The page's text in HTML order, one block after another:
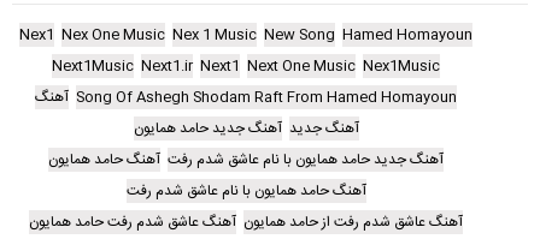
Hamed Homayoun
New Song
Nex 1 Music
Nex One Music
Nex1
Nex1Music
Next One Music
Next1
Next1.ir
Next1Music
Song Of Ashegh Shodam Raft From Hamed Homayoun آهنگ
آهنگ جدید آهنگ جدید حامد همایون
آهنگ جدید حامد همایون با نام عاشق شدم رفت آهنگ حامد همایون
آهنگ حامد همایون با نام عاشق شدم رفت
آهنگ عاشق شدم رفت از حامد همایون آهنگ عاشق شدم رفت حامد همایون